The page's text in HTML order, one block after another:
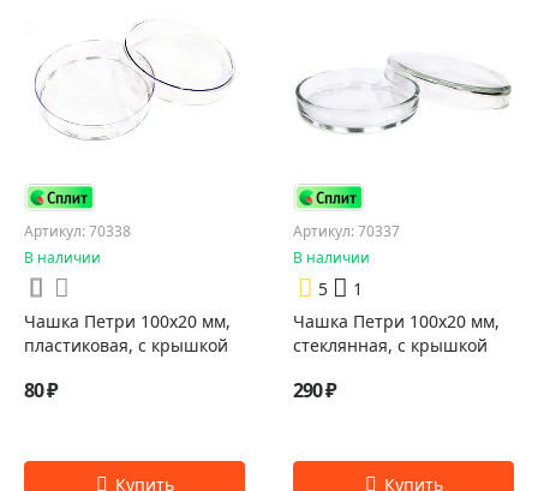
Артикул: 70338
В наличии
Чашка Петри 100x20 мм,
пластиковая, с крышкой
80 ₽
Артикул: 70337
В наличии
5
1
Чашка Петри 100х20 мм,
стеклянная, с крышкой
290 ₽